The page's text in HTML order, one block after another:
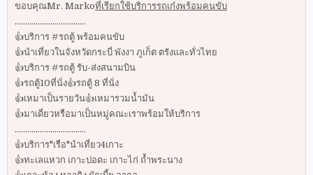
ขอบคุณMr. Markoที่เรียกใช้บริการรถเก๋งพร้อมคนขับ
..................................
👍บริการ #รถตู้ พร้อมคนขับ
👍นำเที่ยวในจังหวัดกระบี่ พังงา ภูเก็ต ตรังและทั่วไทย
👍บริการ #รถตู้ รับ-ส่งสนามบิน
👍รถตู้10ที่นั่ง👍รถตู้ 8 ที่นั่ง
👍เหมาเป็นรายวัน👍เหมารวมน้ำมัน
👍มาเดี่ยวหรือมาเป็นหมู่คณะเราพร้อมให้บริการ
..................................
👍บริการ"เรือ"นำเที่ยว4เกาะ
👍ทะเลแหวก เกาะปอดะ เกาะไก่ ถ้ำพระนาง